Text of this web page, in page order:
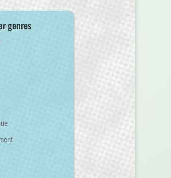
genres